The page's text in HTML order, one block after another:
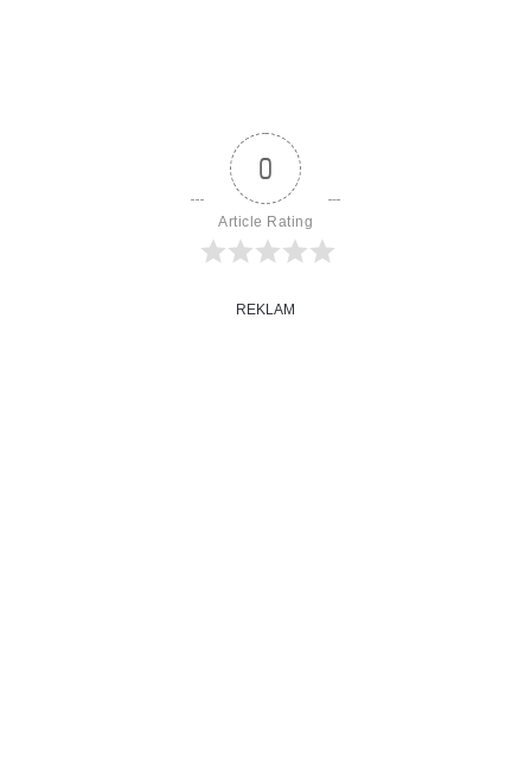
0
Article Rating
REKLAM